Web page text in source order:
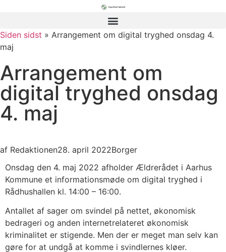
Siden sidst » Arrangement om digital tryghed onsdag 4.
maj
Arrangement om
digital tryghed onsdag
4. maj
af Redaktionen28. april 2022Borger
Onsdag den 4. maj 2022 afholder Ældrerådet i Aarhus
Kommune et informationsmøde om digital tryghed i
Rådhushallen kl. 14:00 – 16:00.
Antallet af sager om svindel på nettet, økonomisk
bedrageri og anden internetrelateret økonomisk
kriminalitet er stigende. Men der er meget man selv kan
gøre for at undgå at komme i svindlernes kløer.